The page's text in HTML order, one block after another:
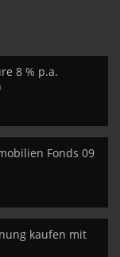
8 % p.a.
Fonds 09
kaufen mit